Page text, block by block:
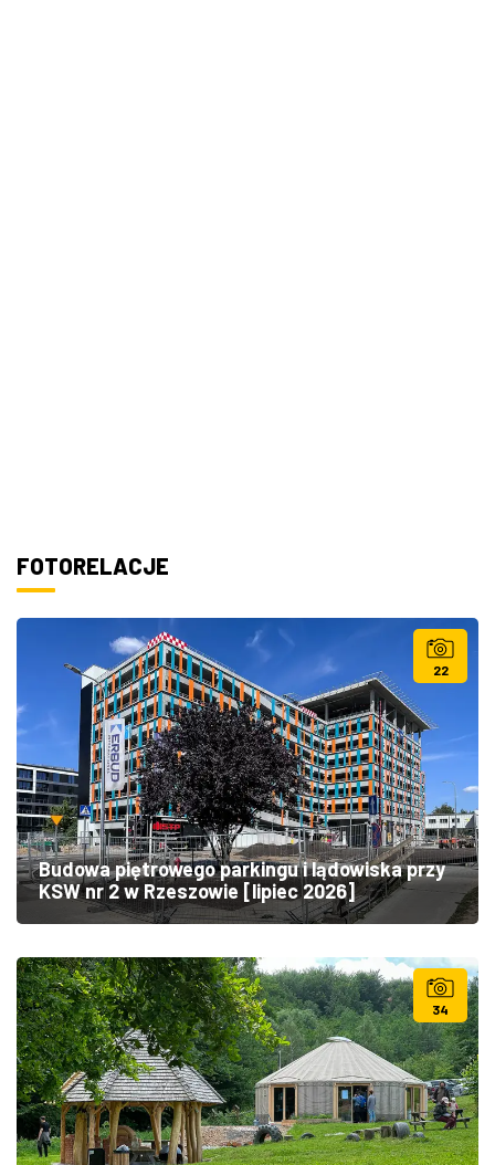
FOTORELACJE
22
Budowa piętrowego parkingu i lądowiska przy
KSW nr 2 w Rzeszowie [lipiec 2026]
34